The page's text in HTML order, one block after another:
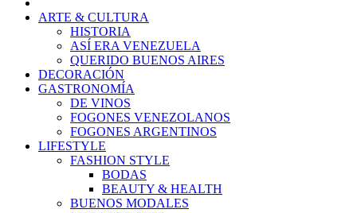
ARTE & CULTURA
HISTORIA
ASÍ ERA VENEZUELA
QUERIDO BUENOS AIRES
DECORACIÓN
GASTRONOMÍA
DE VINOS
FOGONES VENEZOLANOS
FOGONES ARGENTINOS
LIFESTYLE
FASHION STYLE
BODAS
BEAUTY & HEALTH
BUENOS MODALES